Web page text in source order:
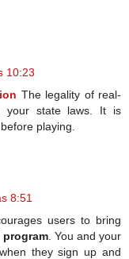
10:23
The legality of real-
your state laws. It is
playing.
8:51
users to bring
program . You and your
they sign up and